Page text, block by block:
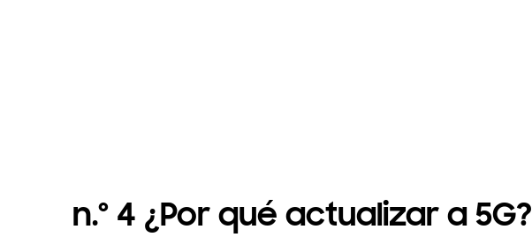
n.º 4 ¿Por qué actualizar a 5G?